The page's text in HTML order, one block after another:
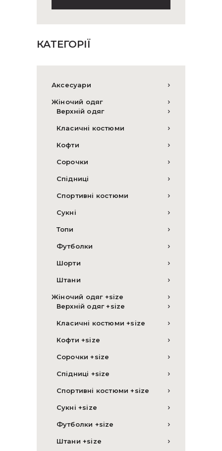
КАТЕГОРІЇ
Аксесуари
Жіночий одяг
Верхній одяг
Класичні костюми
Кофти
Сорочки
Спідниці
Спортивні костюми
Сукні
Топи
Футболки
Шорти
Штани
Жіночий одяг +size
Верхній одяг +size
Класичні костюми +size
Кофти +size
Сорочки +size
Спідниці +size
Спортивні костюми +size
Сукні +size
Футболки +size
Штани +size